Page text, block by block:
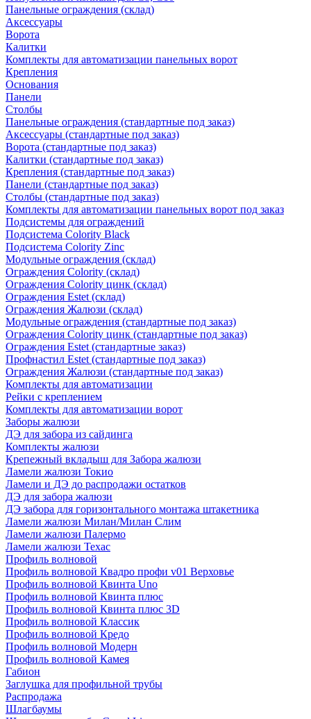
Панельные ограждения (склад)
Аксессуары
Ворота
Калитки
Комплекты для автоматизации панельных ворот
Крепления
Основания
Панели
Столбы
Панельные ограждения (стандартные под заказ)
Аксессуары (стандартные под заказ)
Ворота (стандартные под заказ)
Калитки (стандартные под заказ)
Крепления (стандартные под заказ)
Панели (стандартные под заказ)
Столбы (стандартные под заказ)
Комплекты для автоматизации панельных ворот под заказ
Подсистемы для ограждений
Подсистема Colority Black
Подсистема Colority Zinc
Модульные ограждения (склад)
Ограждения Colority (склад)
Ограждения Colority цинк (склад)
Ограждения Estet (склад)
Ограждения Жалюзи (склад)
Модульные ограждения (стандартные под заказ)
Ограждения Colority цинк (стандартные под заказ)
Ограждения Estet (стандартные заказ)
Профнастил Estet (стандартные под заказ)
Ограждения Жалюзи (стандартные под заказ)
Комплекты для автоматизации
Рейки с креплением
Комплекты для автоматизации ворот
Заборы жалюзи
ДЭ для забора из сайдинга
Комплекты жалюзи
Крепежный вкладыш для Забора жалюзи
Ламели жалюзи Токио
Ламели и ДЭ до распродажи остатков
ДЭ для забора жалюзи
ДЭ забора для горизонтального монтажа штакетника
Ламели жалюзи Милан/Милан Слим
Ламели жалюзи Палермо
Ламели жалюзи Техас
Профиль волновой
Профиль волновой Квадро профи v01 Верховье
Профиль волновой Квинта Uno
Профиль волновой Квинта плюс
Профиль волновой Квинта плюс 3D
Профиль волновой Классик
Профиль волновой Кредо
Профиль волновой Модерн
Профиль волновой Камея
Габион
Заглушка для профильной трубы
Распродажа
Шлагбаумы